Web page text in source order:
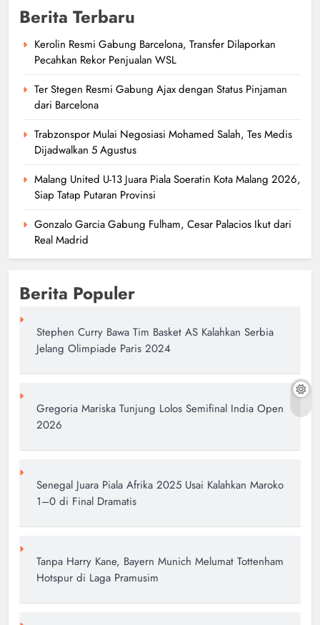
Berita Terbaru
Kerolin Resmi Gabung Barcelona, Transfer Dilaporkan
Pecahkan Rekor Penjualan WSL
Ter Stegen Resmi Gabung Ajax dengan Status Pinjaman
dari Barcelona
Trabzonspor Mulai Negosiasi Mohamed Salah, Tes Medis
Dijadwalkan 5 Agustus
Malang United U-13 Juara Piala Soeratin Kota Malang 2026,
Siap Tatap Putaran Provinsi
Gonzalo Garcia Gabung Fulham, Cesar Palacios Ikut dari
Real Madrid
Berita Populer
Stephen Curry Bawa Tim Basket AS Kalahkan Serbia
Jelang Olimpiade Paris 2024
Gregoria Mariska Tunjung Lolos Semifinal India Open
2026
Senegal Juara Piala Afrika 2025 Usai Kalahkan Maroko
1–0 di Final Dramatis
Tanpa Harry Kane, Bayern Munich Melumat Tottenham
Hotspur di Laga Pramusim